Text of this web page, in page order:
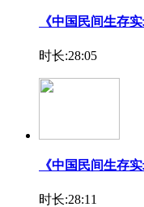
《中国民间生存
时长:28:05
《中国民间生存
时长:28:11